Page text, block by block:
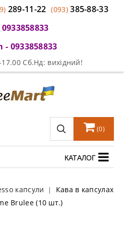
289-11-22 (093)385-88-33
- 0933858833
Сб.Нд: вихідний!
(0)
КАТАЛОГ
капсули
Кава в капсулах
Brulee (10 шт.)